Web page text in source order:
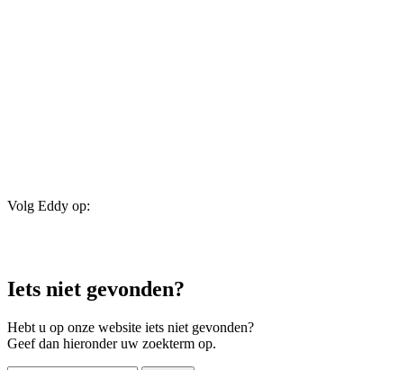
Volg Eddy op:
Iets niet gevonden?
Hebt u op onze website iets niet gevonden?
Geef dan hieronder uw zoekterm op.